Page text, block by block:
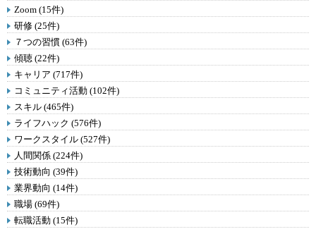
Zoom (15件)
研修 (25件)
７つの習慣 (63件)
傾聴 (22件)
キャリア (717件)
コミュニティ活動 (102件)
スキル (465件)
ライフハック (576件)
ワークスタイル (527件)
人間関係 (224件)
技術動向 (39件)
業界動向 (14件)
職場 (69件)
転職活動 (15件)